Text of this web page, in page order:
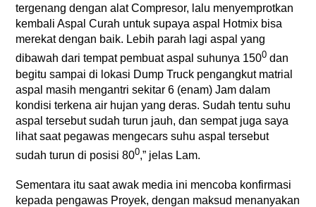
tergenang dengan alat Compresor, lalu menyemprotkan
kembali Aspal Curah untuk supaya aspal Hotmix bisa
merekat dengan baik. Lebih parah lagi aspal yang
dibawah dari tempat pembuat aspal suhunya 1500 dan
begitu sampai di lokasi Dump Truck pengangkut matrial
aspal masih mengantri sekitar 6 (enam) Jam dalam
kondisi terkena air hujan yang deras. Sudah tentu suhu
aspal tersebut sudah turun jauh, dan sempat juga saya
lihat saat pegawas mengecars suhu aspal tersebut
sudah turun di posisi 800,” jelas Lam.
Sementara itu saat awak media ini mencoba konfirmasi
kepada pengawas Proyek, dengan maksud menanyakan